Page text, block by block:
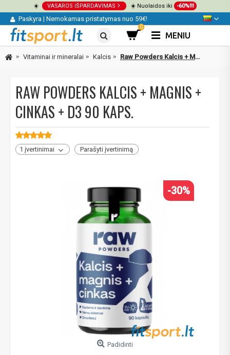
☀️ VASAROS IŠPARDAVIMAS ☀️ Nuolaidos iki -60%!!!
Paskyra | Nemokamas pristatymas nuo 59€!
0
MENIU
Vitaminai ir mineralai Kalcis Raw Powders Kalcis + Magnis + Cinkas + D3 90 kaps.
RAW POWDERS KALCIS + MAGNIS +
CINKAS + D3 90 KAPS.
1 įvertinimai Parašyti įvertinimą
-30%
Padidinti